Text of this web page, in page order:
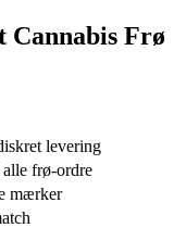
Cannabis Frø
levering
frø-ordre
mærker